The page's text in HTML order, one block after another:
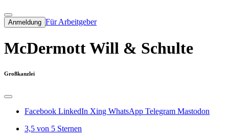
Anmeldung Für Arbeitgeber
McDermott Will & Schulte
Großkanzlei
Facebook LinkedIn Xing WhatsApp Telegram Mastodon
3,5 von 5 Sternen